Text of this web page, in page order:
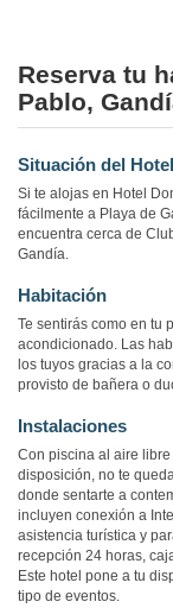
Reserva tu
Pablo,
Situación del Hotel
Si te alojas en Hotel
fácilmente a Playa de
encuentra cerca de
Gandía.
Habitación
Te sentirás como en tu
acondicionado. Las
los tuyos gracias a la
provisto de bañera o
Instalaciones
Con piscina al aire
disposición, no te
donde sentarte a
incluyen conexión a
asistencia turística y
recepción 24 horas,
Este hotel pone a tu
tipo de eventos.